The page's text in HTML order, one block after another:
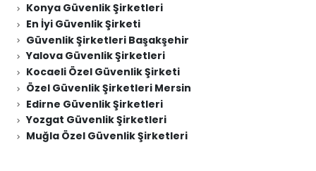
Konya Güvenlik Şirketleri
En İyi Güvenlik Şirketi
Güvenlik Şirketleri Başakşehir
Yalova Güvenlik Şirketleri
Kocaeli Özel Güvenlik Şirketi
Özel Güvenlik Şirketleri Mersin
Edirne Güvenlik Şirketleri
Yozgat Güvenlik Şirketleri
Muğla Özel Güvenlik Şirketleri